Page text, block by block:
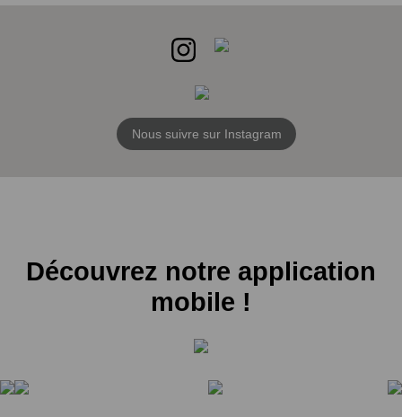
Nous suivre sur Instagram
Découvrez notre application
mobile !